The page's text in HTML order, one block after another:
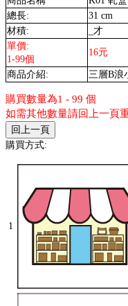
總長:
31 cm
材積:
_才
單價:
1-99個
16元
商品介紹: 三層B浪
購買數量為1 - 99 個
如需其他數量請回上一頁
購買方式:
1